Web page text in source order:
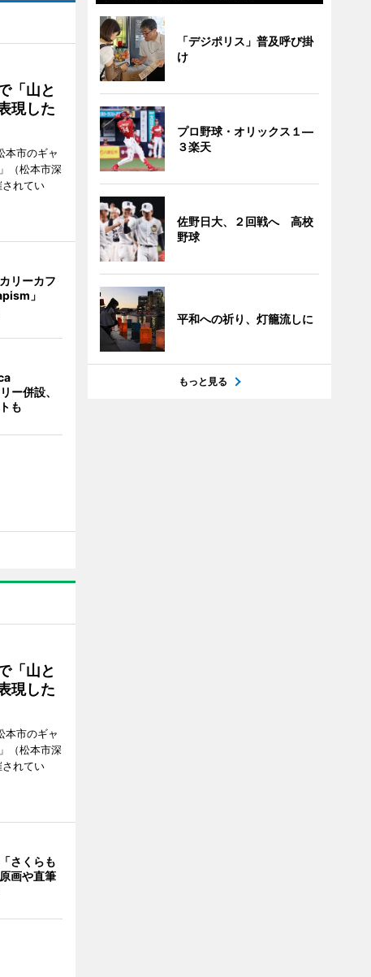
「山と
現した
本市のギャ
（松本市深
れてい
リーカフ
」
併設、
も
「山と
現した
本市のギャ
（松本市深
れてい
さくらも
画や直筆
「デジポリス」普及呼び掛
け
プロ野球・オリックス１―
３楽天
佐野日大、２回戦へ 高校
野球
平和への祈り、灯籠流しに
もっと見る